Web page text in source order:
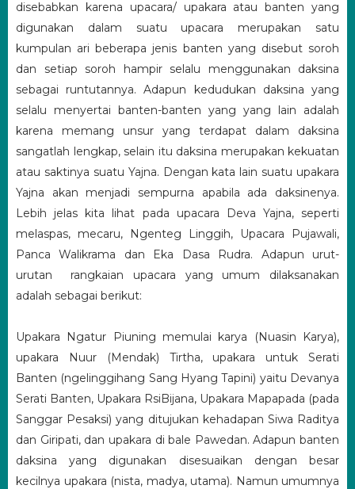
disebabkan karena upacara/ upakara atau banten yang
digunakan dalam suatu upacara merupakan satu
kumpulan ari beberapa jenis banten yang disebut soroh
dan setiap soroh hampir selalu menggunakan daksina
sebagai runtutannya. Adapun kedudukan daksina yang
selalu menyertai banten-banten yang yang lain adalah
karena memang unsur yang terdapat dalam daksina
sangatlah lengkap, selain itu daksina merupakan kekuatan
atau saktinya suatu Yajna. Dengan kata lain suatu upakara
Yajna akan menjadi sempurna apabila ada daksinenya.
Lebih jelas kita lihat pada upacara Deva Yajna, seperti
melaspas, mecaru, Ngenteg Linggih, Upacara Pujawali,
Panca Walikrama dan Eka Dasa Rudra. Adapun urut-
urutan rangkaian upacara yang umum dilaksanakan
adalah sebagai berikut:
Upakara Ngatur Piuning memulai karya (Nuasin Karya),
upakara Nuur (Mendak) Tirtha, upakara untuk Serati
Banten (ngelinggihang Sang Hyang Tapini) yaitu Devanya
Serati Banten, Upakara RsiBijana, Upakara Mapapada (pada
Sanggar Pesaksi) yang ditujukan kehadapan Siwa Raditya
dan Giripati, dan upakara di bale Pawedan. Adapun banten
daksina yang digunakan disesuaikan dengan besar
kecilnya upakara (nista, madya, utama). Namun umumnya